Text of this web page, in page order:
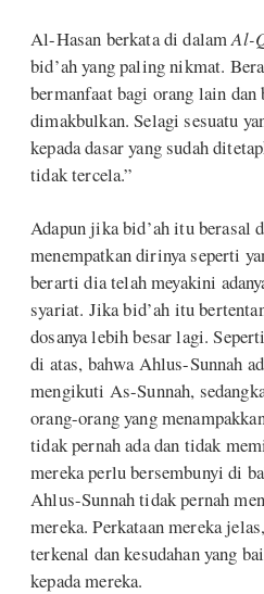
Al-Hasan berkata di dalamAl-
bid’ah yang paling nikmat.
bermanfaat bagi orang lain dan
dimakbulkan. Selagi sesuatu
kepada dasar yang sudah
tidak tercela.”
Adapun jika bid’ah itu berasal
menempatkan dirinya seperti
berarti dia telah meyakini
syariat. Jika bid’ah itu
dosanya lebih besar lagi.
di atas, bahwa Ahlus-Sunnah
mengikuti As-Sunnah,
orang-orang yang
tidak pernah ada dan tidak
mereka perlu bersembunyi di
Ahlus-Sunnah tidak pernah
mereka. Perkataan mereka
terkenal dan kesudahan yang
kepada mereka.